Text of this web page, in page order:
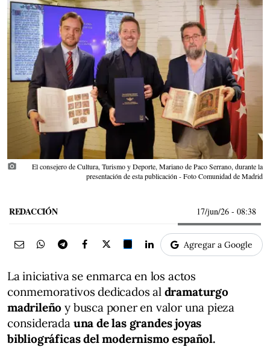
photo_camera
El consejero de Cultura, Turismo y Deporte, Mariano de Paco Serrano, durante la
presentación de esta publicación - Foto Comunidad de Madrid
REDACCIÓN 17/jun/26 - 08:38
Agregar a Google
La iniciativa se enmarca en los actos
conmemorativos dedicados al dramaturgo
madrileño y busca poner en valor una pieza
considerada una de las grandes joyas
bibliográficas del modernismo español.